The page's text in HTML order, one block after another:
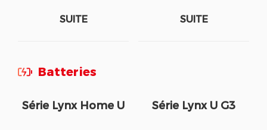
SUITE SUITE
Batteries
Série Lynx Home U Série Lynx U G3